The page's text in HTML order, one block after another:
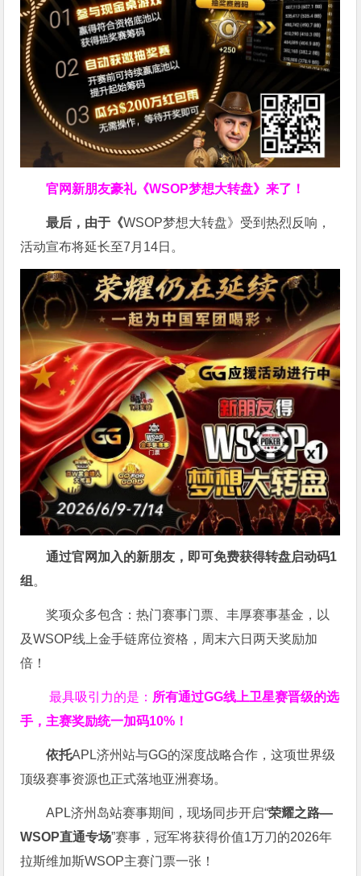
官网新朋友豪礼《WSOP梦想大转盘》来了！
最后，由于《WSOP梦想大转盘》受到热烈反响，
活动宣布将延长至7月14日。
通过官网加入的新朋友，即可免费获得转盘启动码1
组 。
奖项众多包含：热门赛事门票、丰厚赛事基金，以
及WSOP线上金手链席位资格， 周末六日两天奖励加
倍！
最具吸引力的是： 所有通过GG线上卫星赛晋级的选
手，主赛奖励统一加码10% ！
依托APL济州站与GG的深度战略合作，这项世界级
顶级赛事资源也正式落地亚洲赛场。
APL济州岛站赛事期间，现场同步开启“荣耀之路—
WSOP直通专场”赛事，冠军将获得价值1万刀的2026年
拉斯维加斯WSOP主赛门票一张！